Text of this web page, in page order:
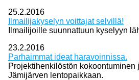
25.2.2016
Ilmailijakyselyn voittajat selvillä!
Ilmailijoille suunnattuun kyselyyn
23.2.2016
Parhaimmat ideat haravoinnissa.
Projektihenkilöstön kokoontuminen
Jämijärven lentopaikkaan.